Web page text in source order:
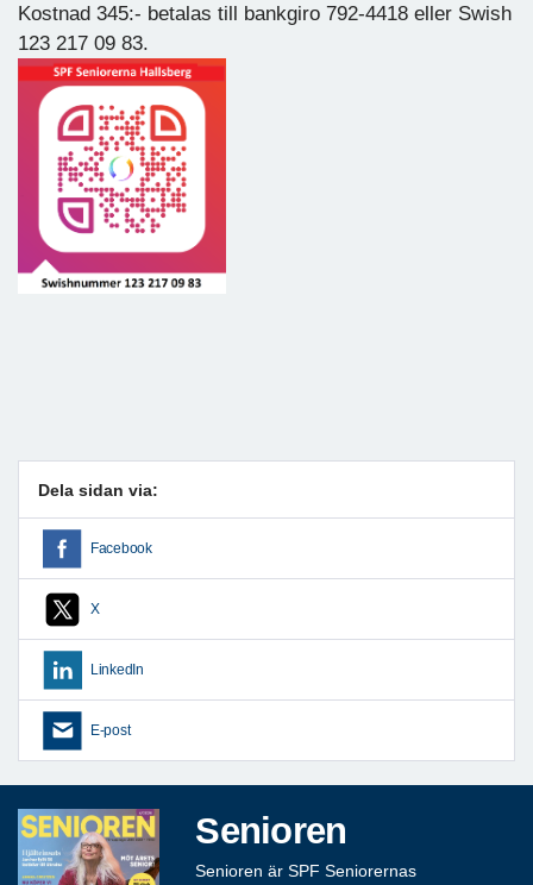
Kostnad 345:- betalas till bankgiro 792-4418 eller Swish
123 217 09 83.
Dela sidan via:
Facebook
X
LinkedIn
E-post
Senioren
Senioren är SPF Seniorernas